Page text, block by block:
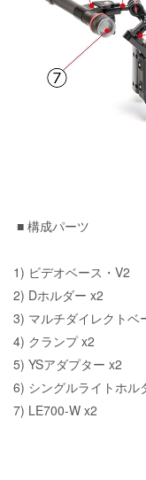
■ 構成パーツ
1) ビデオベース・V2
2) Dホルダー x2
3) マルチダイレクトベ
4) クランプ x2
5) YSアダプター x2
6) シングルライトホル
7) LE700-W x2